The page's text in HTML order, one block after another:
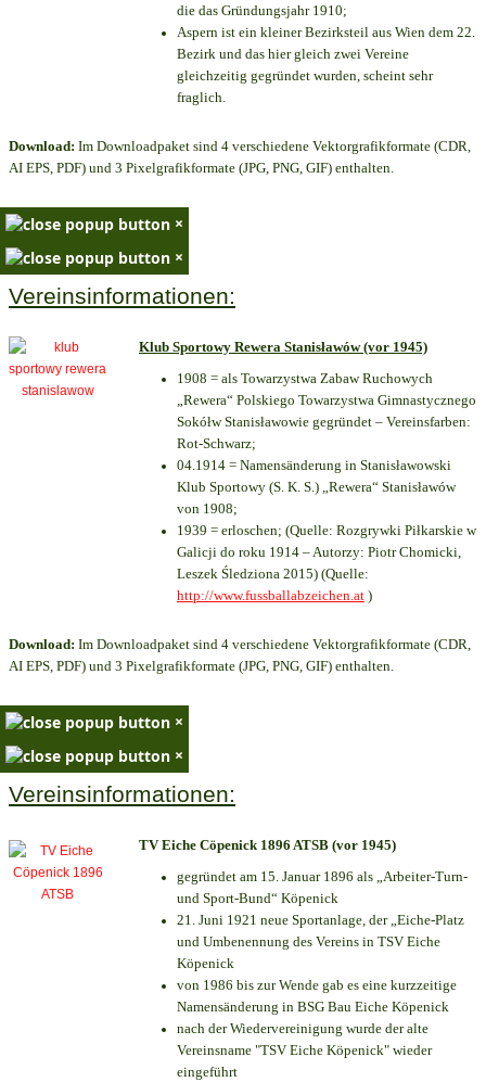
die das Gründungsjahr 1910;
Aspern ist ein kleiner Bezirksteil aus Wien dem 22.
Bezirk und das hier gleich zwei Vereine
gleichzeitig gegründet wurden, scheint sehr
fraglich.
Download: Im Downloadpaket sind 4 verschiedene Vektorgrafikformate (CDR,
AI EPS, PDF) und 3 Pixelgrafikformate (JPG, PNG, GIF) enthalten.
×
×
Vereinsinformationen:
Klub Sportowy Rewera Stanisławów (vor 1945)
1908 = als Towarzystwa Zabaw Ruchowych
„Rewera“ Polskiego Towarzystwa Gimnastycznego
Sokółw Stanisławowie gegründet – Vereinsfarben:
Rot-Schwarz;
04.1914 = Namensänderung in Stanisławowski
Klub Sportowy (S. K. S.) „Rewera“ Stanisławów
von 1908;
1939 = erloschen; (Quelle: Rozgrywki Piłkarskie w
Galicji do roku 1914 – Autorzy: Piotr Chomicki,
Leszek Śledziona 2015) (Quelle:
http://www.fussballabzeichen.at )
Download: Im Downloadpaket sind 4 verschiedene Vektorgrafikformate (CDR,
AI EPS, PDF) und 3 Pixelgrafikformate (JPG, PNG, GIF) enthalten.
×
×
Vereinsinformationen:
TV Eiche Cöpenick 1896 ATSB (vor 1945)
gegründet am 15. Januar 1896 als „Arbeiter-Turn-
und Sport-Bund“ Köpenick
21. Juni 1921 neue Sportanlage, der „Eiche-Platz
und Umbenennung des Vereins in TSV Eiche
Köpenick
von 1986 bis zur Wende gab es eine kurzzeitige
Namensänderung in BSG Bau Eiche Köpenick
nach der Wiedervereinigung wurde der alte
Vereinsname "TSV Eiche Köpenick" wieder
eingeführt